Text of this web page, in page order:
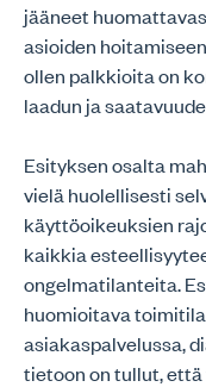
jääneet
asioiden
ollen palkkioita on
laadun ja
Esityksen osalta
vielä huolellisesti
käyttöoikeuksien
kaikkia
ongelmatilanteita.
huomioitava
asiakaspalvelussa,
tietoon on tullut,